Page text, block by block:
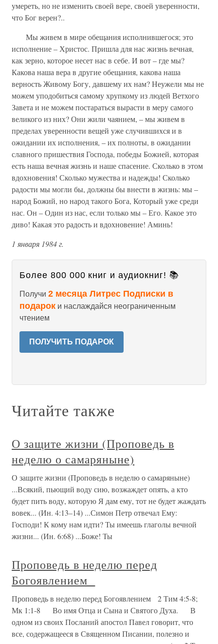
умереть, но не изменить своей вере, своей уверенности,
что Бог верен?..
Мы живем в мире обещания исполнившегося; это
исполнение – Христос. Пришла для нас жизнь вечная,
как зерно, которое несет нас в себе. И вот – где мы?
Какова наша вера в другие обещания, какова наша
верность Живому Богу, давшему их нам? Неужели мы не
можем уподобиться самому хрупкому из людей Ветхого
Завета и не можем постараться вырасти в меру самого
великого из них? Они жили чаянием, – мы живем в
пределах уверенности вещей уже случившихся и в
ожидании их исполнения, – их полноты, в ожидании
славного пришествия Господа, победы Божией, которая
есть наша вечная жизнь и наше спасение. Сколько в этом
вдохновения! Сколько мужества и надежды! Сколько
радости мы могли бы, должны бы внести в жизнь: мы –
народ Божий, но народ такого Бога, Который уже среди
нас. Он – Один из нас, если только мы – Его. Какое это
диво! Какая это радость и вдохновение! Аминь!
1 января 1984 г.
Более 800 000 книг и аудиокниг! 📚
Получи 2 месяца Литрес Подписки в
подарок и наслаждайся неограниченным
чтением
ПОЛУЧИТЬ ПОДАРОК
Читайте также
О защите жизни (Проповедь в
неделю о самаряныне)
О защите жизни (Проповедь в неделю о самаряныне)
...Всякий, пьющий воду сию, возжаждет опять, а кто
будет пить воду, которую Я дам ему, тот не будет жаждать
вовек... (Ин. 4:13–14) ...Симон Петр отвечал Ему:
Господи! К кому нам идти? Ты имеешь глаголы вечной
жизни... (Ин. 6:68) ...Боже! Ты
Проповедь в неделю перед
Богоявлением
Проповедь в неделю перед Богоявлением 2 Тим 4:5-8;
Мк 1:1-8 Во имя Отца и Сына и Святого Духа. В
одном из своих Посланий апостол Павел говорит, что
все, содержащееся в Священном Писании, полезно и